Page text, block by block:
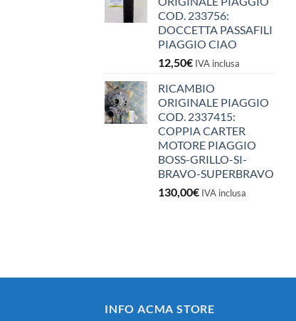
COD. 233756:
DOCCETTA PASSAFILI
PIAGGIO CIAO
12,50€ IVA inclusa
RICAMBIO
ORIGINALE PIAGGIO
COD. 2337415:
COPPIA CARTER
MOTORE PIAGGIO
BOSS-GRILLO-SI-
BRAVO-SUPERBRAVO
130,00€ IVA inclusa
INFO ACMA STORE